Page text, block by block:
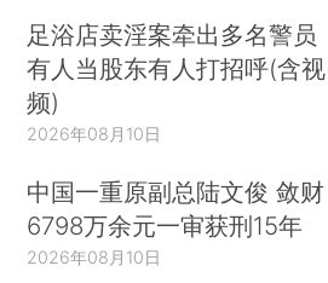
足浴店卖淫案牵出多名警员
有人当股东有人打招呼(含视
频)
2026年08月10日
中国一重原副总陆文俊 敛财
6798万余元一审获刑15年
2026年08月10日